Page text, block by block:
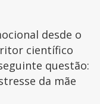
desde o
científico
questão:
da mãe